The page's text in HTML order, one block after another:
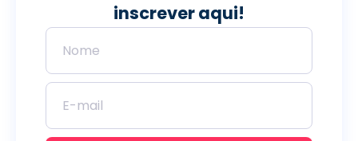
inscrever aqui!